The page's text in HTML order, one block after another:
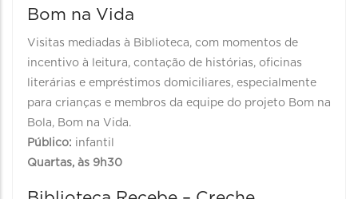
Bom na Vida
Visitas mediadas à Biblioteca, com momentos de
incentivo à leitura, contação de histórias, oficinas
literárias e empréstimos domiciliares, especialmente
para crianças e membros da equipe do projeto Bom na
Bola, Bom na Vida.
Público: infantil
Quartas, às 9h30